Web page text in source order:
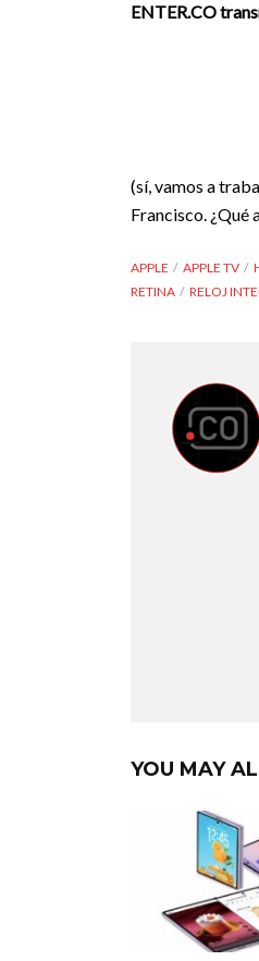
ENTER.CO
(sí, vamos a
Francisco. ¿Qué
APPLE APPLE TV
RETINA
RELOJ
YOU MAY